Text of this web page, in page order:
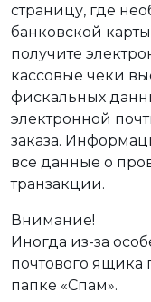
страницу, где
банковской
получите
кассовые чеки
фискальных
электронной
заказа.
все данные о
транзакции.
Внимание!
Иногда из-за
почтового ящика
папке «Спам».